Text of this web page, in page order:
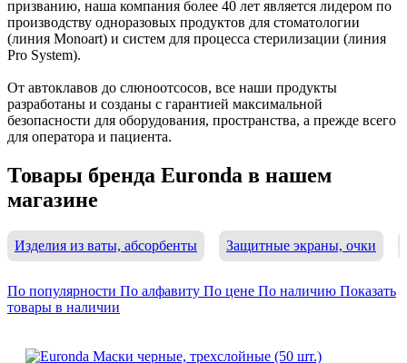
призванию, наша компания более 40 лет является лидером по
производству одноразовых продуктов для стоматологии
(линия Monoart) и систем для процесса стерилизации (линия
Pro System).
От автоклавов до слюноотсосов, все наши продукты
разработаны и созданы с гарантией максимальной
безопасности для оборудования, пространства, а прежде всего
для оператора и пациента.
Товары бренда Euronda в нашем
магазине
Изделия из ваты, абсорбенты Защитные экраны, очки
По популярности По алфавиту По цене По наличию Показать
товары в наличии